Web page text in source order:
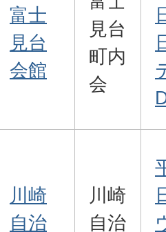
富士
見台
会館
見台
町内
会
川崎
自治
川崎
自治